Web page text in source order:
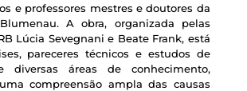
e professores mestres e doutores da
A obra, organizada pelas
Lúcia Sevegnani e Beate Frank, está
pareceres técnicos e estudos de
diversas áreas de conhecimento,
compreensão ampla das causas